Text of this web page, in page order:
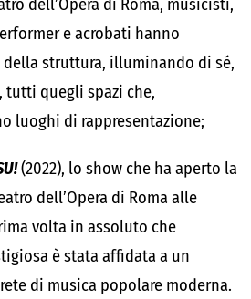
dell’Opera di Roma, musicisti,
e acrobati hanno
struttura, illuminando di sé,
tutti quegli spazi che,
luoghi di rappresentazione;
(2022), lo show che ha aperto la
dell’Opera di Roma alle
volta in assoluto che
è stata affidata a un
di musica popolare moderna.